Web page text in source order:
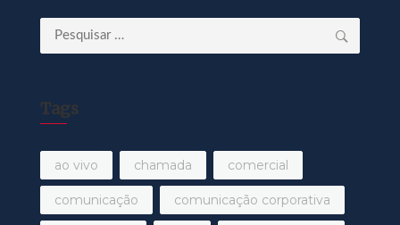
Pesquisar
por:
Tags
ao vivo chamada comercial
comunicação comunicação corporativa